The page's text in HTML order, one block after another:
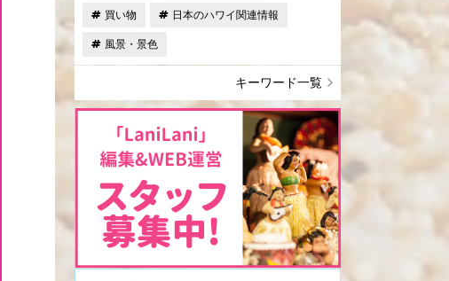
買い物 日本のハワイ関連情報
風景・景色
キーワード一覧